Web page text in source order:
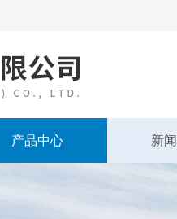
产品中心 新